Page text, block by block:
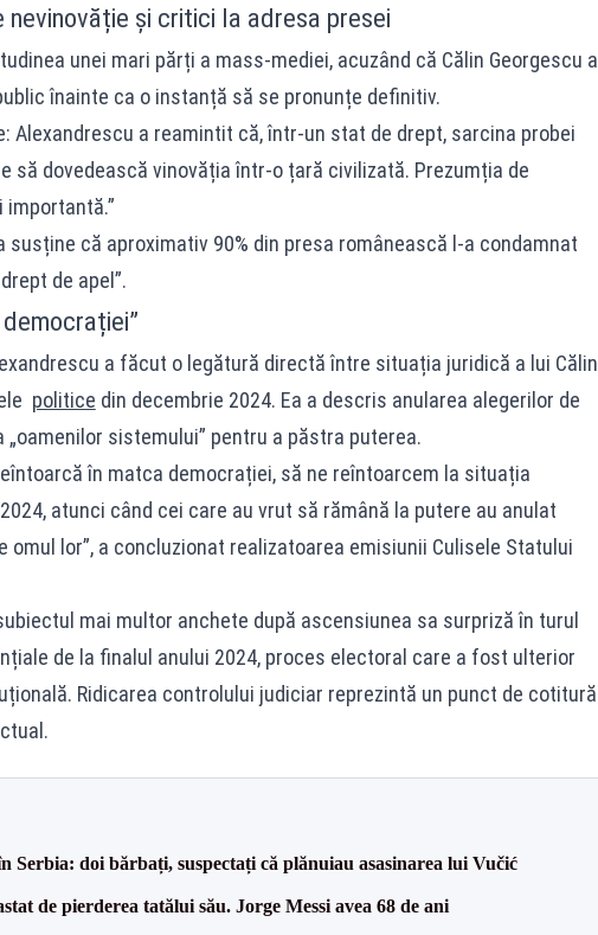
și critici la adresa presei
unei mari părți a mass-mediei, acuzând că Călin Georgescu a
înainte ca o instanță să se pronunțe definitiv.
Alexandrescu a reamintit că, într-un stat de drept, sarcina probei
să dovedească vinovăția într-o țară civilizată. Prezumția de
că aproximativ 90% din presa românească l-a condamnat
de apel”.
a făcut o legătură directă între situația juridică a lui Călin
politice din decembrie 2024. Ea a descris anularea alegerilor de
„oamenilor sistemului” pentru a păstra puterea.
în matca democrației, să ne reîntoarcem la situația
atunci când cei care au vrut să rămână la putere au anulat
omul lor”, a concluzionat realizatoarea emisiunii Culisele Statului
mai multor anchete după ascensiunea sa surpriză în turul
de la finalul anului 2024, proces electoral care a fost ulterior
Ridicarea controlului judiciar reprezintă un punct de cotitură
Serbia: doi bărbați, suspectați că plănuiau asasinarea lui Vučić
de pierderea tatălui său. Jorge Messi avea 68 de ani